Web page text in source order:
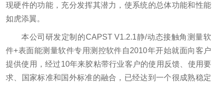
现硬件的功能，充分发挥其潜力，使系统的总体功能和性能
如虎添翼。
本公司研发定制的CAPST V1.2.1静/动态接触角测量软
件+表面能测量软件专用测控软件自2010年开始就面向客户
提供使用，经过10年来胶粘带行业客户的使用反馈、使用要
求、国家标准和国外标准的融合，已经达到一个很成熟稳定